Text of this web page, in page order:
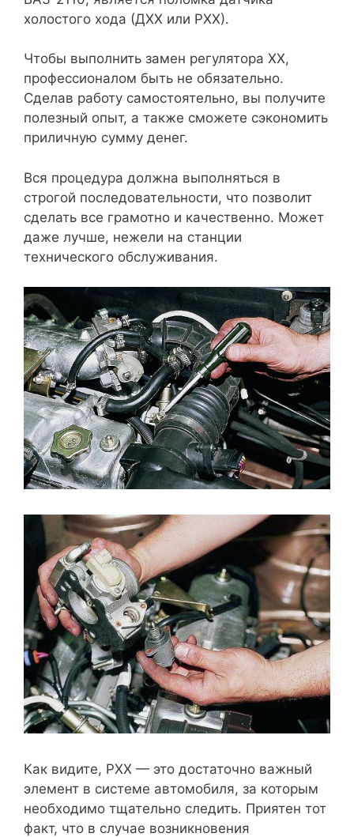
холостого хода (ДХХ или РХХ).
Чтобы выполнить замен регулятора ХХ,
профессионалом быть не обязательно.
Сделав работу самостоятельно, вы получите
полезный опыт, а также сможете сэкономить
приличную сумму денег.
Вся процедура должна выполняться в
строгой последовательности, что позволит
сделать все грамотно и качественно. Может
даже лучше, нежели на станции
технического обслуживания.
Как видите, РХХ — это достаточно важный
элемент в системе автомобиля, за которым
необходимо тщательно следить. Приятен тот
факт, что в случае возникновения